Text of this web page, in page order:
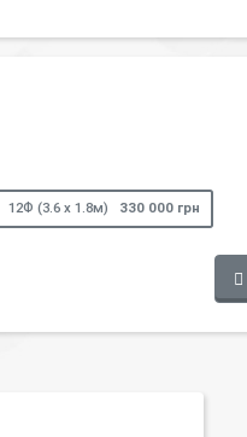
12Ф (3.6 х 1.8м) 330 000 грн